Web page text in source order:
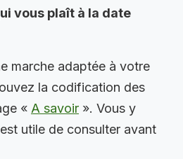
vous plaît à la date
marche adaptée à votre
la codification des
« A savoir ». Vous y
utile de consulter avant